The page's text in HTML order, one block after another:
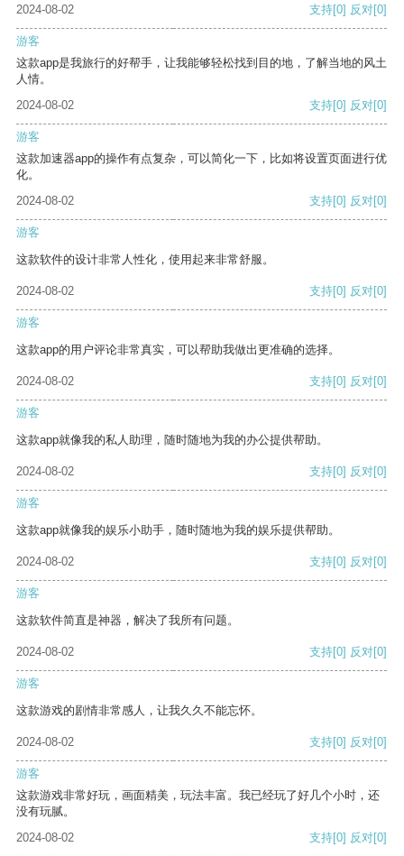
2024-08-02 支持[0] 反对[0]
游客
这款app是我旅行的好帮手，让我能够轻松找到目的地，了解当地的风土
人情。
2024-08-02
支持[0] 反对[0]
游客
这款加速器app的操作有点复杂，可以简化一下，比如将设置页面进行优
化。
2024-08-02
支持[0] 反对[0]
游客
这款软件的设计非常人性化，使用起来非常舒服。
2024-08-02 支持[0] 反对[0]
游客
这款app的用户评论非常真实，可以帮助我做出更准确的选择。
2024-08-02 支持[0] 反对[0]
游客
这款app就像我的私人助理，随时随地为我的办公提供帮助。
2024-08-02 支持[0] 反对[0]
游客
这款app就像我的娱乐小助手，随时随地为我的娱乐提供帮助。
2024-08-02 支持[0] 反对[0]
游客
这款软件简直是神器，解决了我所有问题。
2024-08-02 支持[0] 反对[0]
游客
这款游戏的剧情非常感人，让我久久不能忘怀。
2024-08-02 支持[0] 反对[0]
游客
这款游戏非常好玩，画面精美，玩法丰富。我已经玩了好几个小时，还
没有玩腻。
2024-08-02
支持[0] 反对[0]